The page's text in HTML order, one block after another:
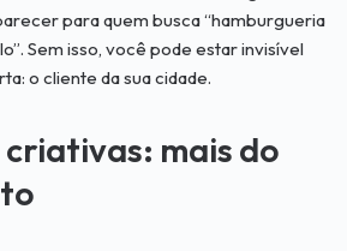
para quem busca “hamburgueria
Sem isso, você pode estar invisível
o cliente da sua cidade.
criativas: mais do